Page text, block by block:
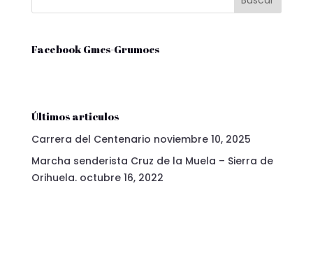
Facebook Gmcs-Grumocs
Últimos articulos
Carrera del Centenario noviembre 10, 2025
Marcha senderista Cruz de la Muela – Sierra de
Orihuela. octubre 16, 2022